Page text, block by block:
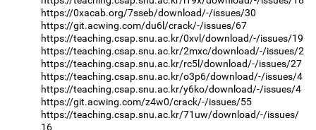
https://0xacab.org/7sseb/download/-/issues/30
https://git.acwing.com/du6l/crack/-/issues/67
https://teaching.csap.snu.ac.kr/0xvl/download/-/issues/19
https://teaching.csap.snu.ac.kr/2mxc/download/-/issues/2
https://teaching.csap.snu.ac.kr/rc5l/download/-/issues/27
https://teaching.csap.snu.ac.kr/o3p6/download/-/issues/4
https://teaching.csap.snu.ac.kr/y6ko/download/-/issues/4
https://git.acwing.com/z4w0/crack/-/issues/55
https://teaching.csap.snu.ac.kr/71uw/download/-/issues/
16